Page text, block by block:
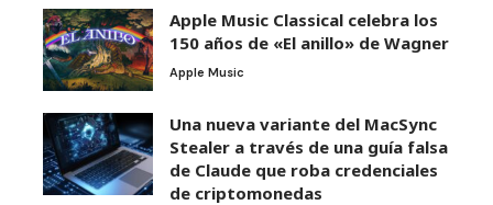
Apple Music Classical celebra los
150 años de «El anillo» de Wagner
Apple Music
Una nueva variante del MacSync
Stealer a través de una guía falsa
de Claude que roba credenciales
de criptomonedas